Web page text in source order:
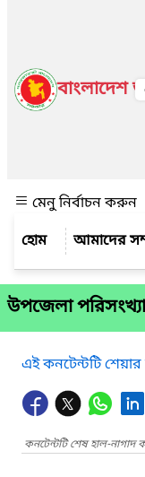
বাংলাদেশ
মেনু নির্বাচন করুন
আমাদের
উপজেলা
এই কনটেন্টটি
কনটেন্টটি শেষ হাল-নাগাদ